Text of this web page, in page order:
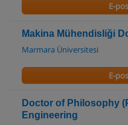
E-
Makina Mühendisliği
Marmara Üniversitesi
E-
Doctor of Philosophy
Engineering